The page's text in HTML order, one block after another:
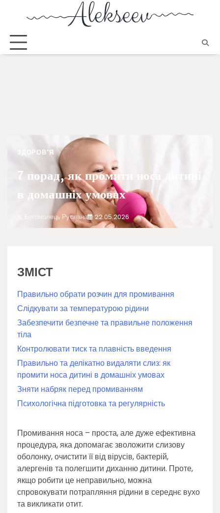
ЗДОРОВ'Я
7 порад, як промити носа дитині
в домашніх умовах
Богомолець Руслана 22.05.2026
ЗМІСТ
Правильно обрати розчин для промивання
Слідкувати за температурою рідини
Забезпечити безпечне та правильне положення
тіла
Контролювати тиск та плавність введення
Правильно та делікатно видаляти слиз: як
промити носа дитині в домашніх умовах
Зняти набряк перед промиванням
Психологічна підготовка та регулярність
Промивання носа – проста, але дуже ефективна
процедура, яка допомагає зволожити слизову
оболонку, очистити її від вірусів, бактерій,
алергенів та полегшити диханню дитини. Проте,
якщо робити це неправильно, можна
спровокувати потрапляння рідини в середнє вухо
та викликати отит.